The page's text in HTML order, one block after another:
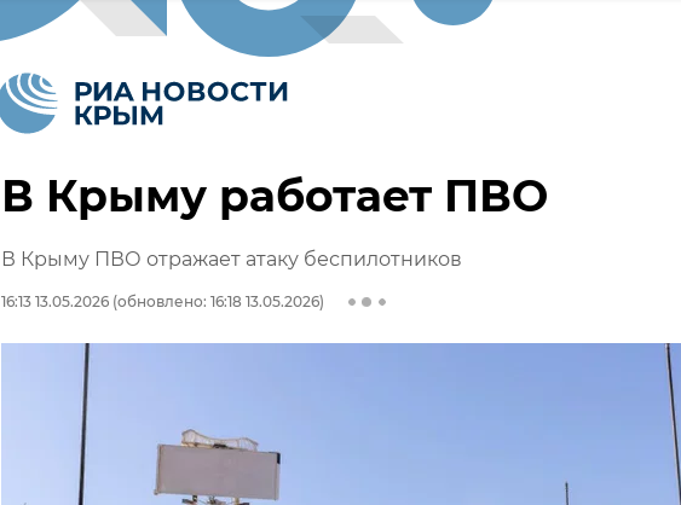
В Крыму работает ПВО
В Крыму ПВО отражает атаку беспилотников
16:13 13.05.2026 (обновлено: 16:18 13.05.2026)